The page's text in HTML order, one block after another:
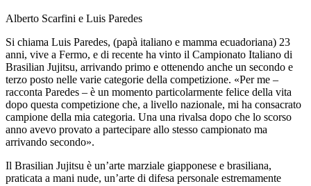
Alberto Scarfini e Luis Paredes
Si chiama Luis Paredes, (papà italiano e mamma ecuadoriana) 23
anni, vive a Fermo, e di recente ha vinto il Campionato Italiano di
Brasilian Jujitsu, arrivando primo e ottenendo anche un secondo e
terzo posto nelle varie categorie della competizione. «Per me –
racconta Paredes – è un momento particolarmente felice della vita
dopo questa competizione che, a livello nazionale, mi ha consacrato
campione della mia categoria. Una una rivalsa dopo che lo scorso
anno avevo provato a partecipare allo stesso campionato ma
arrivando secondo».
Il Brasilian Jujitsu è un’arte marziale giapponese e brasiliana,
praticata a mani nude, un’arte di difesa personale estremamente